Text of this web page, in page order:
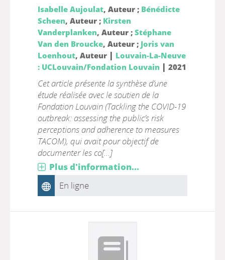
Isabelle Aujoulat, Auteur ; Bénédicte
Scheen, Auteur ; Kirsten
Vanderplanken, Auteur ; Stéphane
Van den Broucke, Auteur ; Joris van
Loenhout, Auteur | Louvain-La-Neuve
: UCLouvain/Fondation Louvain | 2021
Cet article présente la synthèse d’une
étude réalisée avec le soutien de la
Fondation Louvain (Tackling the COVID-19
outbreak: assessing the public’s risk
perceptions and adherence to measures
TACOM), qui avait pour objectif de
documenter les co[...]
Plus d'information...
En ligne